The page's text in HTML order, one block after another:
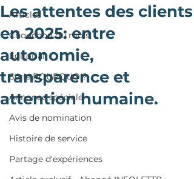
Articles
Chouchou du mois
Éditorial
Série POURQUOI?
Annonce spéciale
Avis de nomination
Histoire de service
Partage d'expériences
Les attentes des clients
en 2025: entre
autonomie,
transparence et
attention humaine.